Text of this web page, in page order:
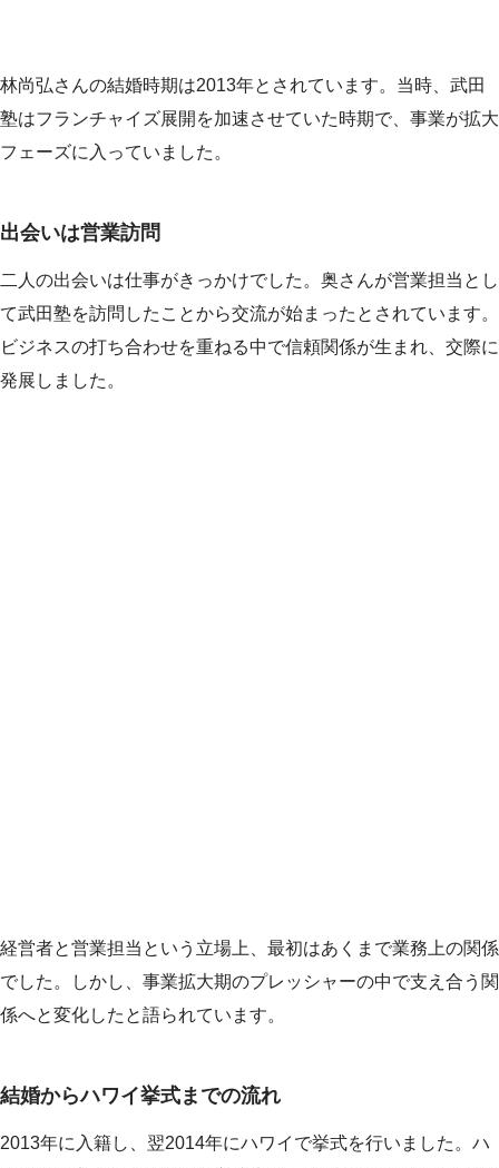
林尚弘さんの結婚時期は2013年とされています。当時、武田
塾はフランチャイズ展開を加速させていた時期で、事業が拡大
フェーズに入っていました。
出会いは営業訪問
二人の出会いは仕事がきっかけでした。奥さんが営業担当とし
て武田塾を訪問したことから交流が始まったとされています。
ビジネスの打ち合わせを重ねる中で信頼関係が生まれ、交際に
発展しました。
経営者と営業担当という立場上、最初はあくまで業務上の関係
でした。しかし、事業拡大期のプレッシャーの中で支え合う関
係へと変化したと語られています。
結婚からハワイ挙式までの流れ
2013年に入籍し、翌2014年にハワイで挙式を行いました。ハ